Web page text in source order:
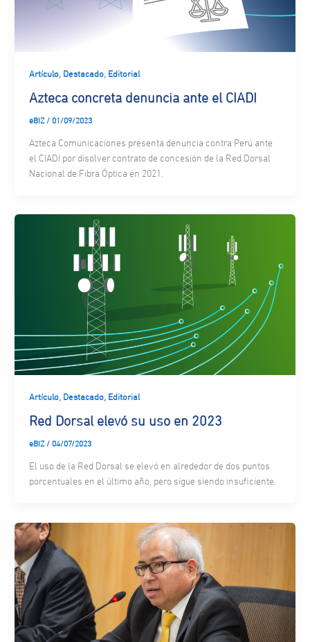
Artículo, Destacado, Editorial
Azteca concreta denuncia ante el CIADI
eBIZ / 01/09/2023
Azteca Comunicaciones presenta denuncia contra Perú ante
el CIADI por disolver contrato de concesión de la Red Dorsal
Nacional de Fibra Óptica en 2021.
Artículo, Destacado, Editorial
Red Dorsal elevó su uso en 2023
eBIZ / 04/07/2023
El uso de la Red Dorsal se elevó en alrededor de dos puntos
porcentuales en el último año, pero sigue siendo insuficiente.